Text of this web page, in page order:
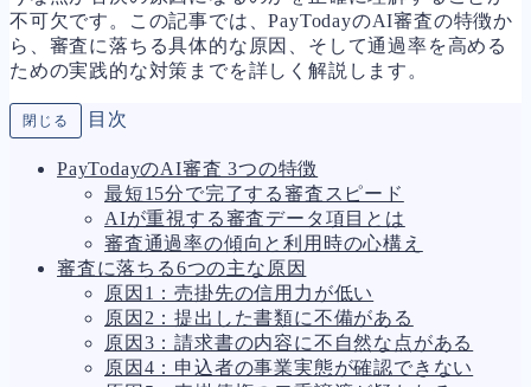
訴訟・不正281
損害賠償・知的財産
272
経営157
再建準備
人事労務
人件費20
労働問題266
労災・ハラスメント144
解雇・退職127
事業運営374
品質・リコール49
情報漏洩・サイバー256
事業再編69
手続
664
不可欠です。この記事では、PayTodayのAI審査の特徴か
ら、審査に落ちる具体的な原因、そして通過率を高める
ための実践的な対策までを詳しく解説します。
閉じる 目次
PayTodayのAI審査 3つの特徴
最短15分で完了する審査スピード
AIが重視する審査データ項目とは
審査通過率の傾向と利用時の心構え
審査に落ちる6つの主な原因
原因1：売掛先の信用力が低い
原因2：提出した書類に不備がある
原因3：請求書の内容に不自然な点がある
原因4：申込者の事業実態が確認できない